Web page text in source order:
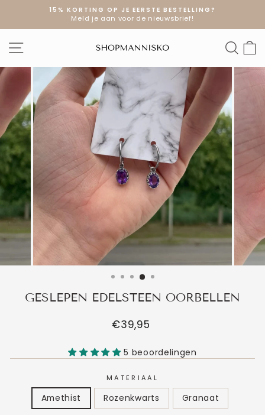
artikel
Diavoorstelling
15% KORTING OP JE EERSTE BESTELLING?
Meld je aan voor de nieuwsbrief!
SITE NAVIGATIE
GESLEPEN EDELSTEEN OORBELLEN
Normale
€39,95
5 beoordelingen
MATERIAAL
Amethist Rozenkwarts Granaat